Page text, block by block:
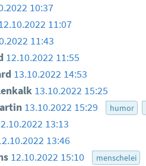
10:37
11:07
11:43
12.10.2022 11:55
13.10.2022 14:53
13.10.2022 15:25
13.10.2022 15:29 humor
13:13
13:46
12.10.2022 15:10 menschelei